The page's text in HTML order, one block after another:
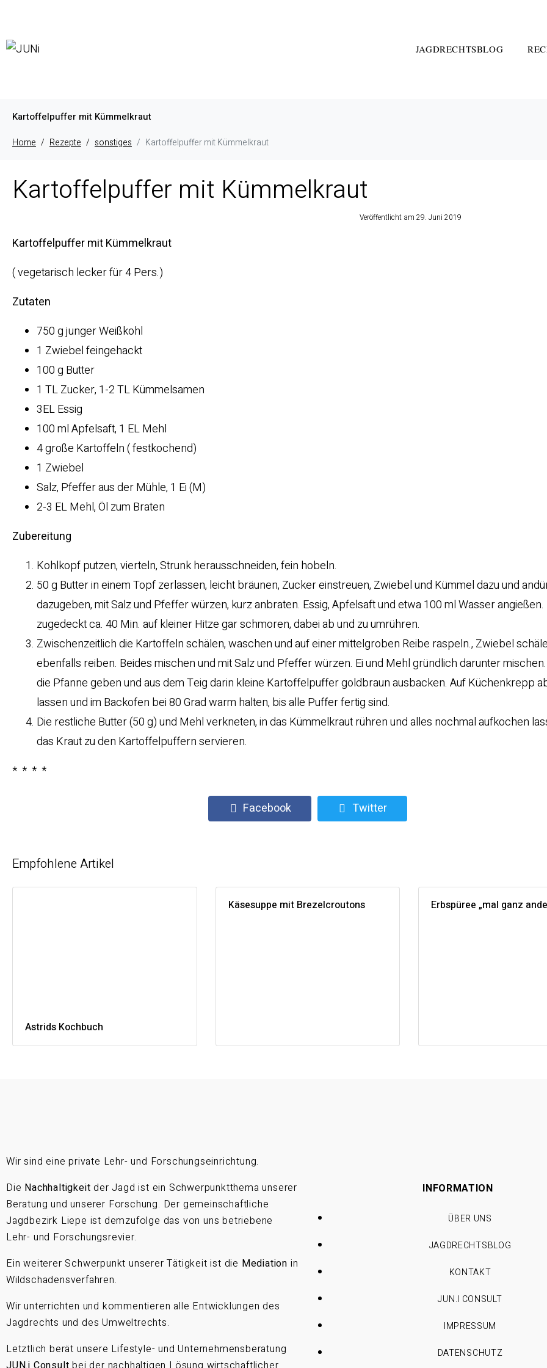
JAGDRECHTSBLOG
Kartoffelpuffer mit Kümmelkraut
Home Rezepte sonstiges Kartoffelpuffer mit Kümmelkraut
Kartoffelpuffer mit Kümmelkraut
Veröffentlicht am 29. Juni 2019
Kartoffelpuffer mit Kümmelkraut
( vegetarisch lecker für 4 Pers.)
Zutaten
750 g junger Weißkohl
1 Zwiebel feingehackt
100 g Butter
1 TL Zucker, 1-2 TL Kümmelsamen
3EL Essig
100 ml Apfelsaft, 1 EL Mehl
4 große Kartoffeln ( festkochend)
1 Zwiebel
Salz, Pfeffer aus der Mühle, 1 Ei (M)
2-3 EL Mehl, Öl zum Braten
Zubereitung
Kohlkopf putzen, vierteln, Strunk herausschneiden, fein hobeln.
50 g Butter in einem Topf zerlassen, leicht bräunen, Zucker einstreuen, Zwiebel und Kümmel dazu und
dazugeben, mit Salz und Pfeffer würzen, kurz anbraten. Essig, Apfelsaft und etwa 100 ml Wasser
zugedeckt ca. 40 Min. auf kleiner Hitze gar schmoren, dabei ab und zu umrühren.
Zwischenzeitlich die Kartoffeln schälen, waschen und auf einer mittelgroben Reibe raspeln., Zwiebel
ebenfalls reiben. Beides mischen und mit Salz und Pfeffer würzen. Ei und Mehl gründlich darunter
die Pfanne geben und aus dem Teig darin kleine Kartoffelpuffer goldbraun ausbacken. Auf Küchenkrepp
lassen und im Backofen bei 80 Grad warm halten, bis alle Puffer fertig sind.
Die restliche Butter (50 g) und Mehl verkneten, in das Kümmelkraut rühren und alles nochmal aufkochen
das Kraut zu den Kartoffelpuffern servieren.
* * * *
Facebook Twitter
Empfohlene Artikel
Astrids Kochbuch
Käsesuppe mit Brezelcroutons Erbspüree „mal ganz
Wir sind eine private Lehr- und Forschungseinrichtung.
Die Nachhaltigkeit der Jagd ist ein Schwerpunktthema unserer
Beratung und unserer Forschung. Der gemeinschaftliche
Jagdbezirk Liepe ist demzufolge das von uns betriebene
Lehr- und Forschungsrevier.
Ein weiterer Schwerpunkt unserer Tätigkeit ist die Mediation in
Wildschadensverfahren.
Wir unterrichten und kommentieren alle Entwicklungen des
Jagdrechts und des Umweltrechts.
Letztlich berät unsere Lifestyle- und Unternehmensberatung
INFORMATION
ÜBER UNS
JAGDRECHTSBLOG
KONTAKT
JUN.I CONSULT
IMPRESSUM
DATENSCHUTZ